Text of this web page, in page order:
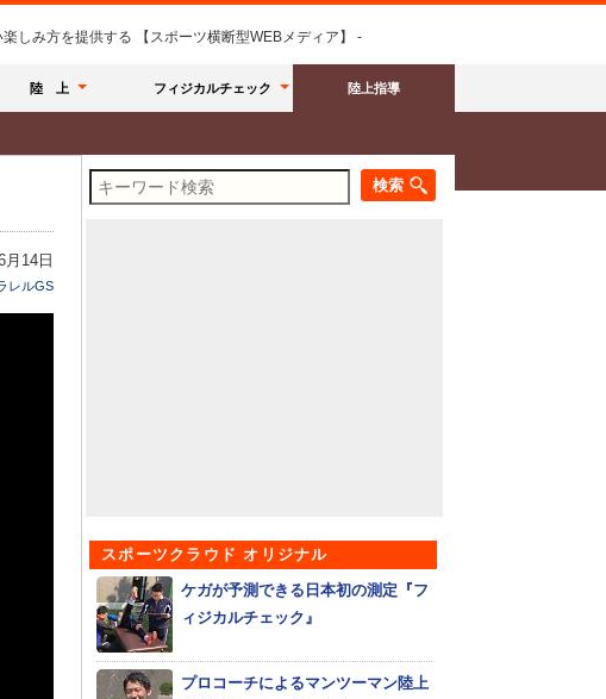
しみ方を提供する 【スポーツ横断型WEBメディア】 -
陸 上 フィジカルチェック 陸上指導
月14日
レルGS
スポーツクラウド オリジナル
ケガが予測できる日本初の測定『フ
ィジカルチェック』
プロコーチによるマンツーマン陸上